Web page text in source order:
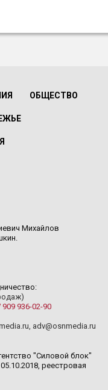
ОБЩЕСТВО
Михайлов
909 936-02-90
, adv@osnmedia.ru
"Силовой блок"
реестровая